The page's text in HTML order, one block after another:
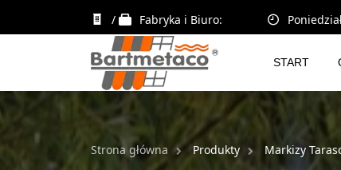
/ Fabryka i Biuro:
START
Strona główna Produkty Markizy